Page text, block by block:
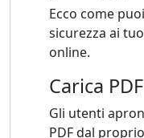
Ecco come
sicurezza ai
online.
Carica PDF
Gli utenti
PDF dal